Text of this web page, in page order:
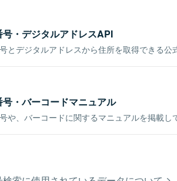
号・デジタルアドレスAPI
とデジタルアドレスから住所を取得できる公
号・バーコードマニュアル
や、バーコードに関するマニュアルを掲載し